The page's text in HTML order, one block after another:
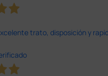
trato, disposición y